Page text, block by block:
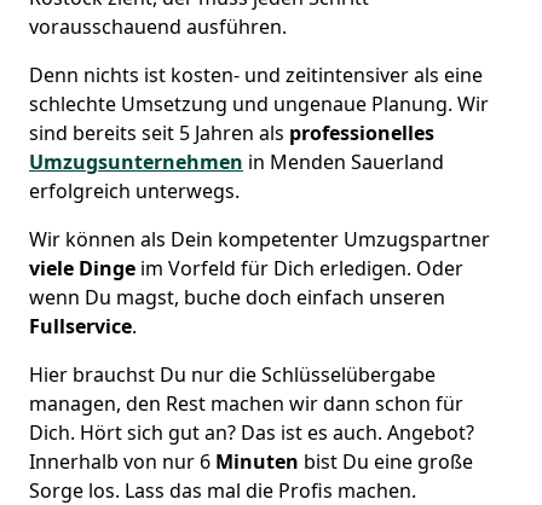
vorausschauend ausführen.
Denn nichts ist kosten- und zeitintensiver als eine
schlechte Umsetzung und ungenaue Planung. Wir
sind bereits seit 5 Jahren als professionelles
Umzugsunternehmen in Menden Sauerland
erfolgreich unterwegs.
Wir können als Dein kompetenter Umzugspartner
viele Dinge im Vorfeld für Dich erledigen. Oder
wenn Du magst, buche doch einfach unseren
Fullservice.
Hier brauchst Du nur die Schlüsselübergabe
managen, den Rest machen wir dann schon für
Dich. Hört sich gut an? Das ist es auch. Angebot?
Innerhalb von nur 6 Minuten bist Du eine große
Sorge los. Lass das mal die Profis machen.